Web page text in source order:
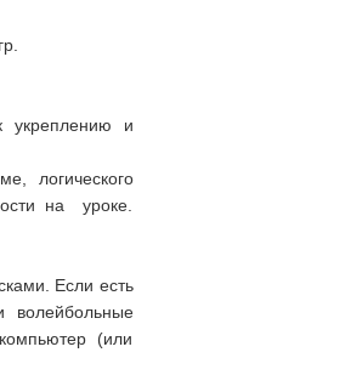
укреплению и
логического
на уроке.
Если есть
волейбольные
(или